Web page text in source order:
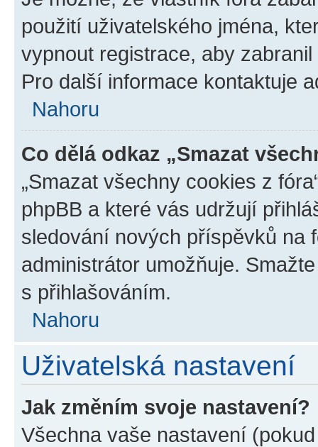
použití uživatelského jména,
vypnout registrace, aby
Pro další informace kontaktuje
Nahoru
Co dělá odkaz „Smazat
„Smazat všechny cookies z
phpBB a které vás udržují
sledování nových příspěvků na
administrátor umožňuje.
s přihlašováním.
Nahoru
Uživatelská nastavení
Jak změním svoje nastavení?
Všechna vaše nastavení